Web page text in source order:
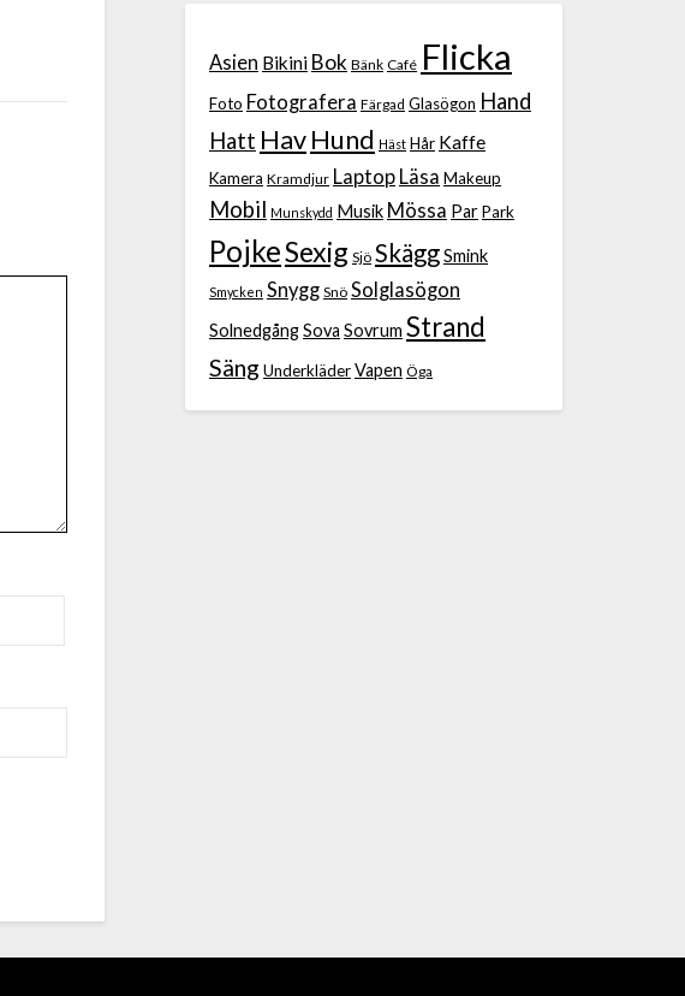
Asien Bikini Bok Bänk Café Flicka
Foto Fotografera Färgad Glasögon Hand
Hatt HavHund Häst Hår Kaffe
Kamera Kramdjur Laptop Läsa Makeup
Mobil Munskydd Musik Mössa ParPark
PojkeSexig Sjö SkäggSmink
Smycken Snygg Snö Solglasögon
SolnedgångSova Sovrum Strand
Säng UnderkläderVapen Öga